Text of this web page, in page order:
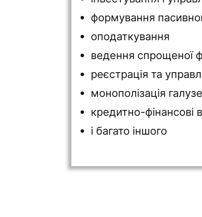
формування
оподаткування
ведення спрощеної
реєстрація та
монополізація
кредитно-фінансові
і багато іншого